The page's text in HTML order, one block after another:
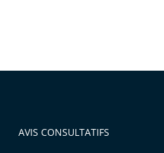
AVIS CONSULTATIFS